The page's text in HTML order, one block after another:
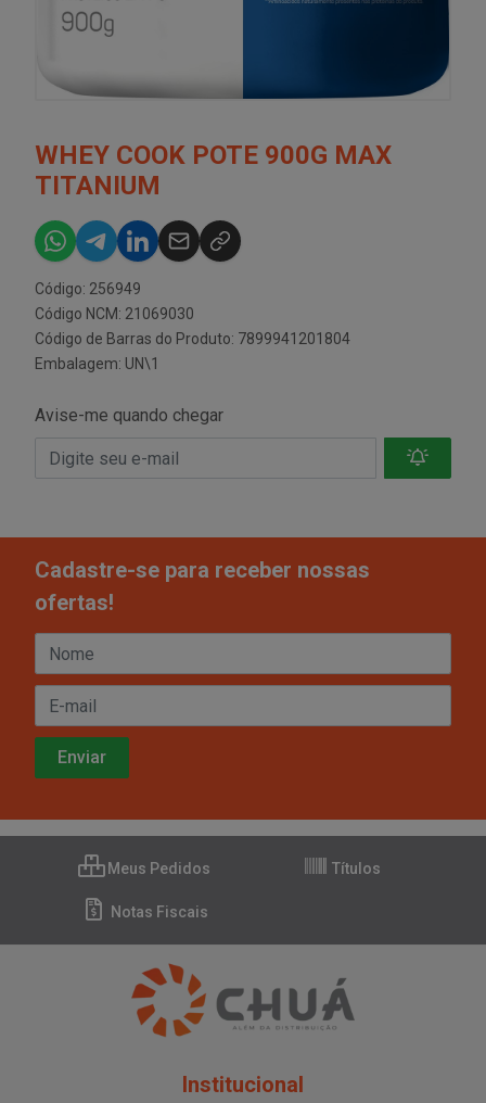
WHEY COOK POTE 900G MAX
TITANIUM
Código: 256949
Código NCM: 21069030
Código de Barras do Produto: 7899941201804
Embalagem: UN\1
Avise-me quando chegar
Cadastre-se para receber nossas
ofertas!
Meus Pedidos Títulos
Notas Fiscais
Institucional